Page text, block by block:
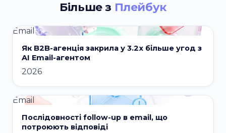
Більше з Плейбук
Email
Як B2B-агенція закрила у 3.2x більше угод з
AI Email-агентом
2026
Email
Послідовності follow-up в email, що
потроюють відповіді